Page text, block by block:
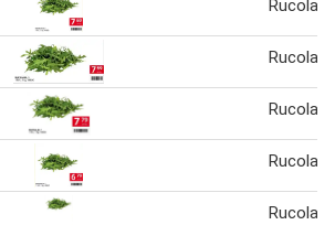
Rucola
Rucola
Rucola
Rucola 1
Rucola